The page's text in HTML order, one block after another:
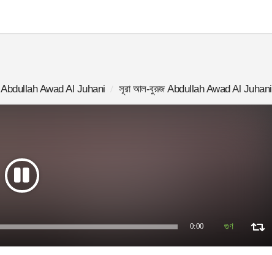
Abdullah Awad Al Juhani সূরা আল-বুরূজ Abdullah Awad Al Juhani
0:00